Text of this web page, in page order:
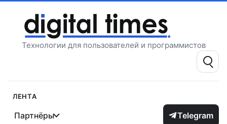
содержимому
Технологии для пользователей и программистов
Поиск:
Лента
Партнёры Telegram